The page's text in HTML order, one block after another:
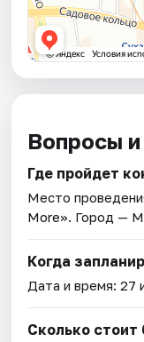
Вопросы
Где пройдет
Место
More». Город —
Когда
Дата и время:27
Сколько стоит